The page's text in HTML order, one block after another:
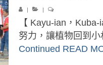
| |
【 Kayu-ian，
努力，讓植物回到
Continued READ